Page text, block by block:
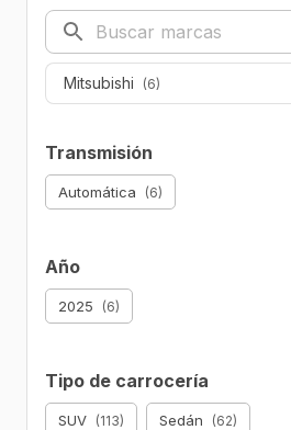
Mitsubishi (6)
Transmisión
Automática (6)
Año
2025 (6)
Tipo de carrocería
SUV (113) Sedán (62)